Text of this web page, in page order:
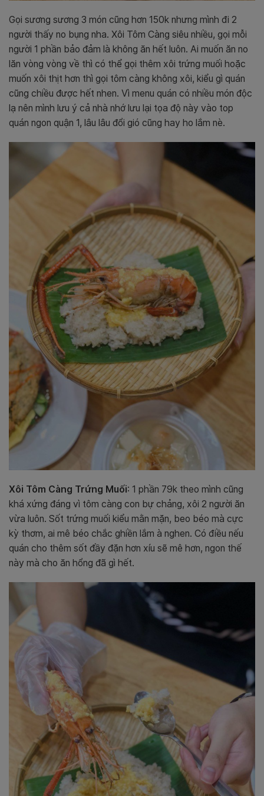
Gọi sương sương 3 món cũng hơn 150k nhưng mình đi 2
người thấy no bụng nha. Xôi Tôm Càng siêu nhiều, gọi mỗi
người 1 phần bảo đảm là không ăn hết luôn. Ai muốn ăn no
lăn vòng vòng về thì có thể gọi thêm xôi trứng muối hoặc
muốn xôi thịt hơn thì gọi tôm càng không xôi, kiểu gì quán
cũng chiều được hết nhen. Vì menu quán có nhiều món độc
lạ nên mình lưu ý cả nhà nhớ lưu lại tọa độ này vào top
quán ngon quận 1, lâu lâu đổi gió cũng hay ho lắm nè.
Xôi Tôm Càng Trứng Muối: 1 phần 79k theo mình cũng
khá xứng đáng vì tôm càng con bự chảng, xôi 2 người ăn
vừa luôn. Sốt trứng muối kiểu mằn mặn, beo béo mà cực
kỳ thơm, ai mê béo chắc ghiền lắm à nghen. Có điều nếu
quán cho thêm sốt đầy đặn hơn xíu sẽ mê hơn, ngon thế
này mà cho ăn hổng đã gì hết.